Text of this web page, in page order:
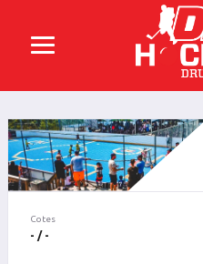
Cotes
- / -